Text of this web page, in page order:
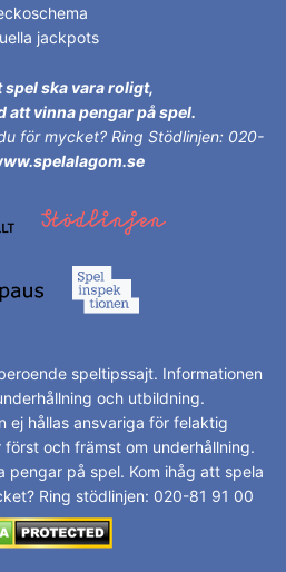
jackpots
spel ska vara roligt,
att vinna pengar på spel.
för mycket? Ring Stödlinjen: 020-
speltipssajt. Informationen
och utbildning.
ej hållas ansvariga för felaktig
och främst om underhållning.
pengar på spel. Kom ihåg att spela
Ring stödlinjen: 020-81 91 00